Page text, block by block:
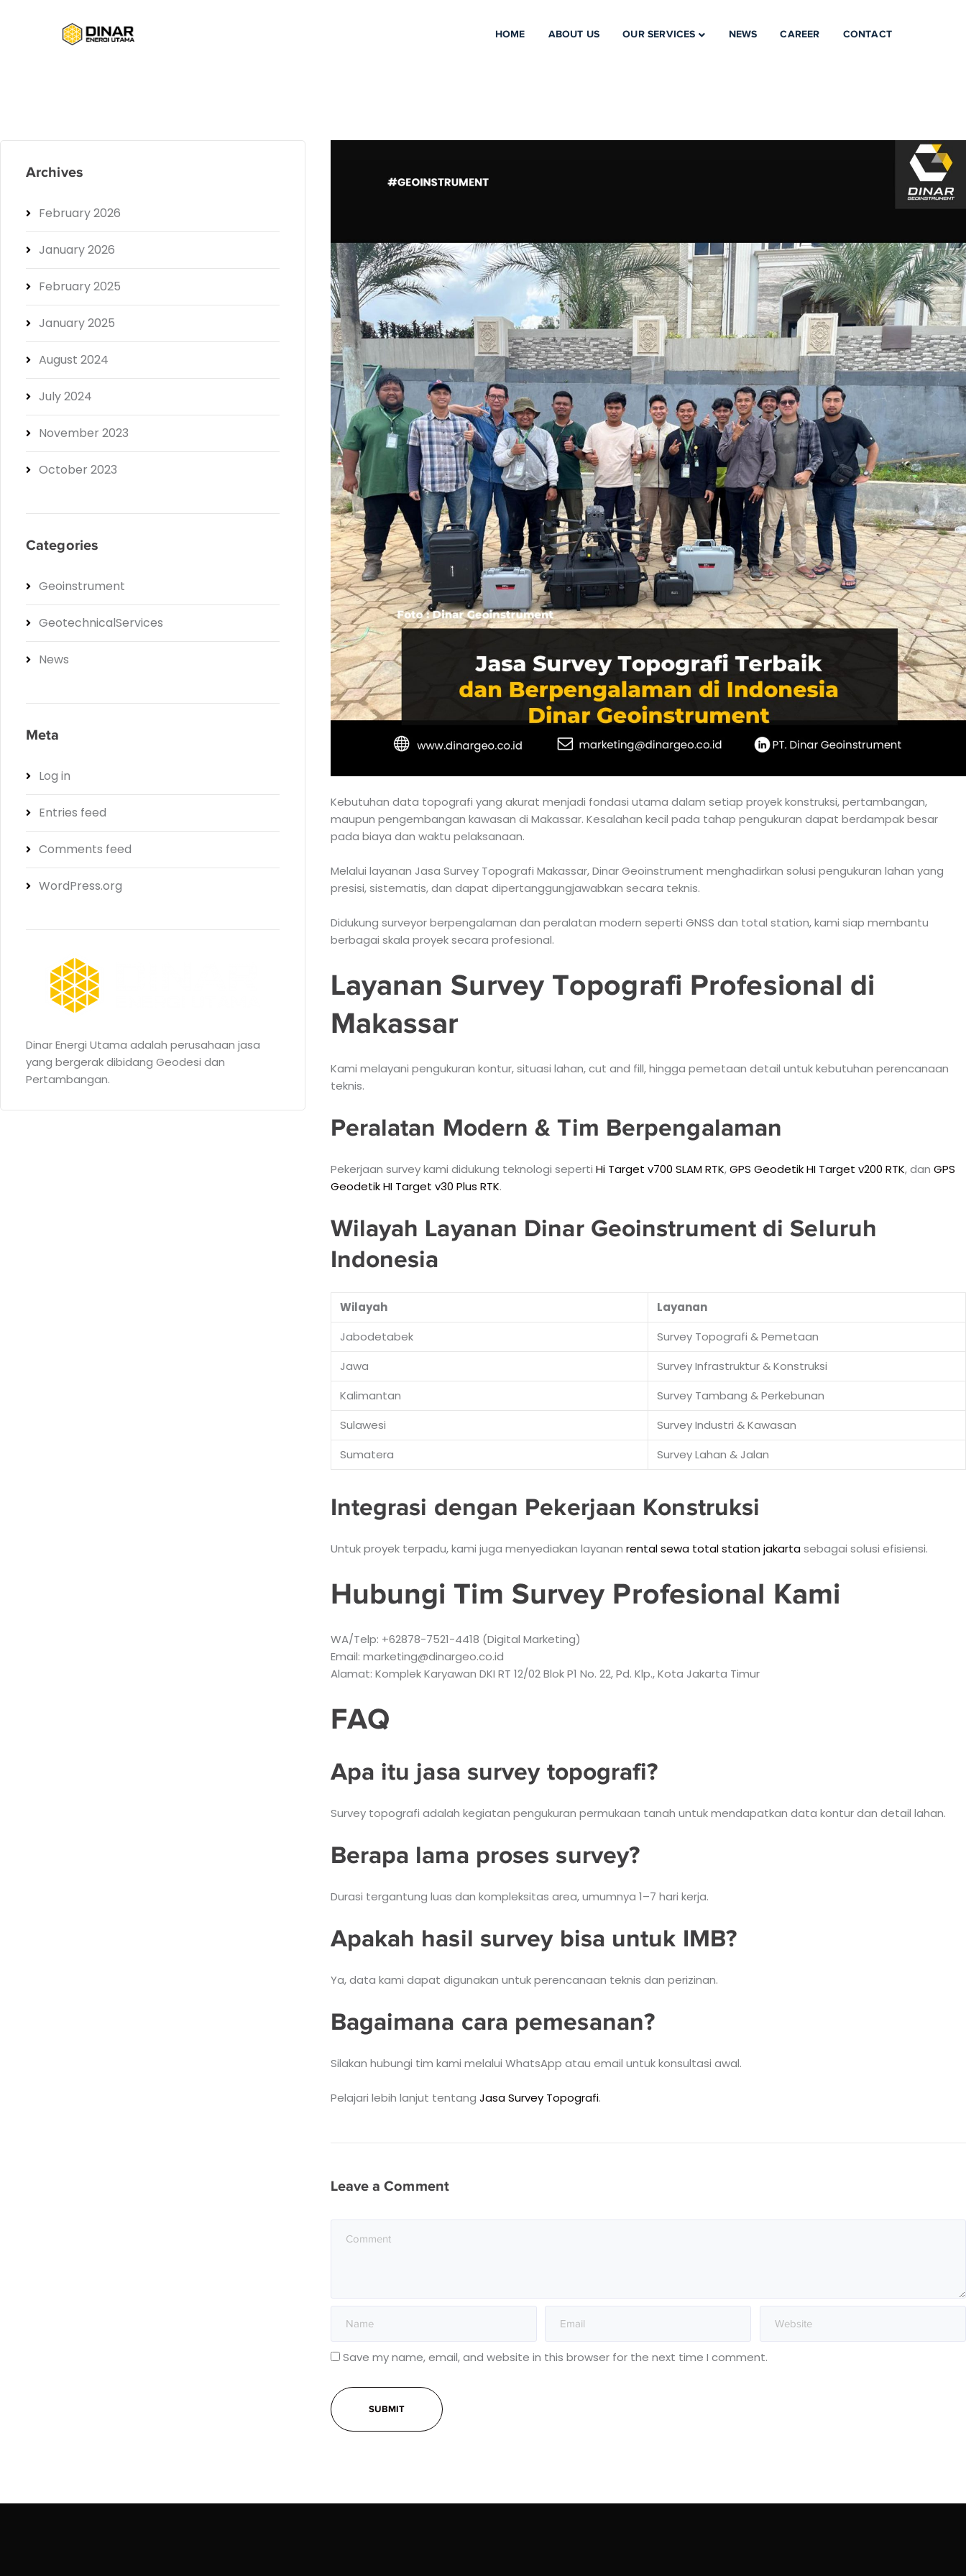
HOME ABOUT US OUR SERVICES NEWS CAREER CONTACT
Kebutuhan data topografi yang akurat menjadi fondasi utama dalam setiap proyek konstruksi, pertambangan,
maupun pengembangan kawasan di Makassar. Kesalahan kecil pada tahap pengukuran dapat berdampak besar
pada biaya dan waktu pelaksanaan.
Melalui layanan Jasa Survey Topografi Makassar, Dinar Geoinstrument menghadirkan solusi pengukuran lahan yang
presisi, sistematis, dan dapat dipertanggungjawabkan secara teknis.
Didukung surveyor berpengalaman dan peralatan modern seperti GNSS dan total station, kami siap membantu
berbagai skala proyek secara profesional.
Layanan Survey Topografi Profesional di
Makassar
Kami melayani pengukuran kontur, situasi lahan, cut and fill, hingga pemetaan detail untuk kebutuhan perencanaan
teknis.
Peralatan Modern & Tim Berpengalaman
Pekerjaan survey kami didukung teknologi seperti Hi Target v700 SLAM RTK,GPS Geodetik HI Target v200 RTK, dan GPS
Geodetik HI Target v30 Plus RTK.
Wilayah Layanan Dinar Geoinstrument di Seluruh
Indonesia
Wilayah
Layanan
Jabodetabek
Survey Topografi & Pemetaan
Jawa
Survey Infrastruktur & Konstruksi
Kalimantan
Survey Tambang & Perkebunan
Sulawesi
Survey Industri & Kawasan
Sumatera
Survey Lahan & Jalan
Integrasi dengan Pekerjaan Konstruksi
Untuk proyek terpadu, kami juga menyediakan layanan rental sewa total station jakartasebagai solusi efisiensi.
Hubungi Tim Survey Profesional Kami
WA/Telp: +62878-7521-4418 (Digital Marketing)
Email: marketing@dinargeo.co.id
Alamat: Komplek Karyawan DKI RT 12/02 Blok P1 No. 22, Pd. Klp., Kota Jakarta Timur
FAQ
Apa itu jasa survey topografi?
Survey topografi adalah kegiatan pengukuran permukaan tanah untuk mendapatkan data kontur dan detail lahan.
Berapa lama proses survey?
Durasi tergantung luas dan kompleksitas area, umumnya 1–7 hari kerja.
Apakah hasil survey bisa untuk IMB?
Ya, data kami dapat digunakan untuk perencanaan teknis dan perizinan.
Bagaimana cara pemesanan?
Silakan hubungi tim kami melalui WhatsApp atau email untuk konsultasi awal.
Pelajari lebih lanjut tentang Jasa Survey Topografi.
Leave a Comment
Save my name, email, and website in this browser for the next time I comment.
Archives
February 2026
January 2026
February 2025
January 2025
August 2024
July 2024
November 2023
October 2023
Categories
Geoinstrument
GeotechnicalServices
News
Meta
Log in
Entries feed
Comments feed
WordPress.org
Dinar Energi Utama adalah perusahaan jasa
yang bergerak dibidang Geodesi dan
Pertambangan.